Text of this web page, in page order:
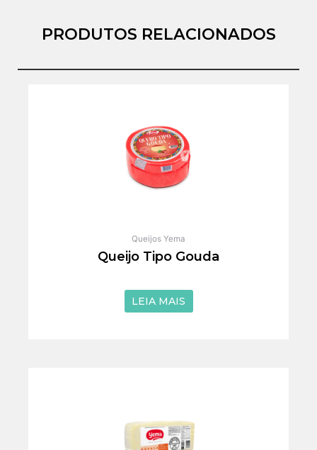
PRODUTOS RELACIONADOS
Queijos Yema
Queijo Tipo Gouda
LEIA MAIS